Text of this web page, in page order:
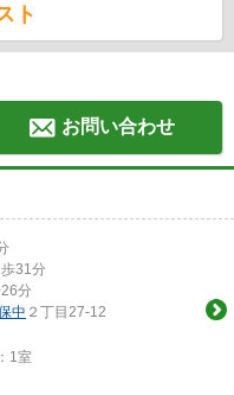
ト
お問い合わせ
歩31分
26分
中 ２丁目27-12
1室